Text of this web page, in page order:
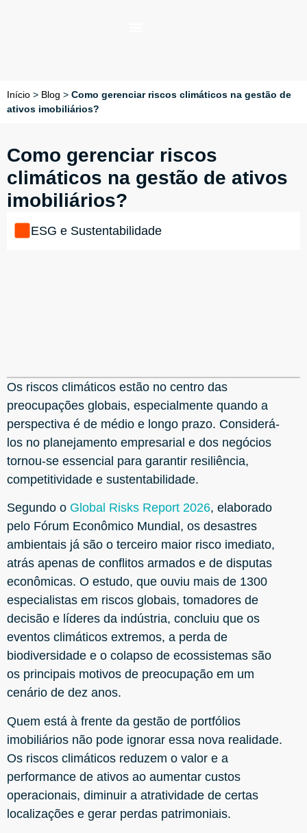
Início > Blog > Como gerenciar riscos climáticos na gestão de
ativos imobiliários?
Como gerenciar riscos
climáticos na gestão de ativos
imobiliários?
ESG e Sustentabilidade
Os riscos climáticos estão no centro das
preocupações globais, especialmente quando a
perspectiva é de médio e longo prazo. Considerá-
los no planejamento empresarial e dos negócios
tornou-se essencial para garantir resiliência,
competitividade e sustentabilidade.
Segundo o Global Risks Report 2026, elaborado
pelo Fórum Econômico Mundial, os desastres
ambientais já são o terceiro maior risco imediato,
atrás apenas de conflitos armados e de disputas
econômicas. O estudo, que ouviu mais de 1300
especialistas em riscos globais, tomadores de
decisão e líderes da indústria, concluiu que os
eventos climáticos extremos, a perda de
biodiversidade e o colapso de ecossistemas são
os principais motivos de preocupação em um
cenário de dez anos.
Quem está à frente da gestão de portfólios
imobiliários não pode ignorar essa nova realidade.
Os riscos climáticos reduzem o valor e a
performance de ativos ao aumentar custos
operacionais, diminuir a atratividade de certas
localizações e gerar perdas patrimoniais.